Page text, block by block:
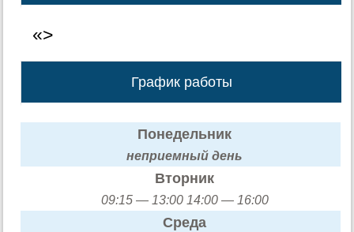
«>
График работы
Понедельник
неприемный день
Вторник
09:15 — 13:00 14:00 — 16:00
Среда